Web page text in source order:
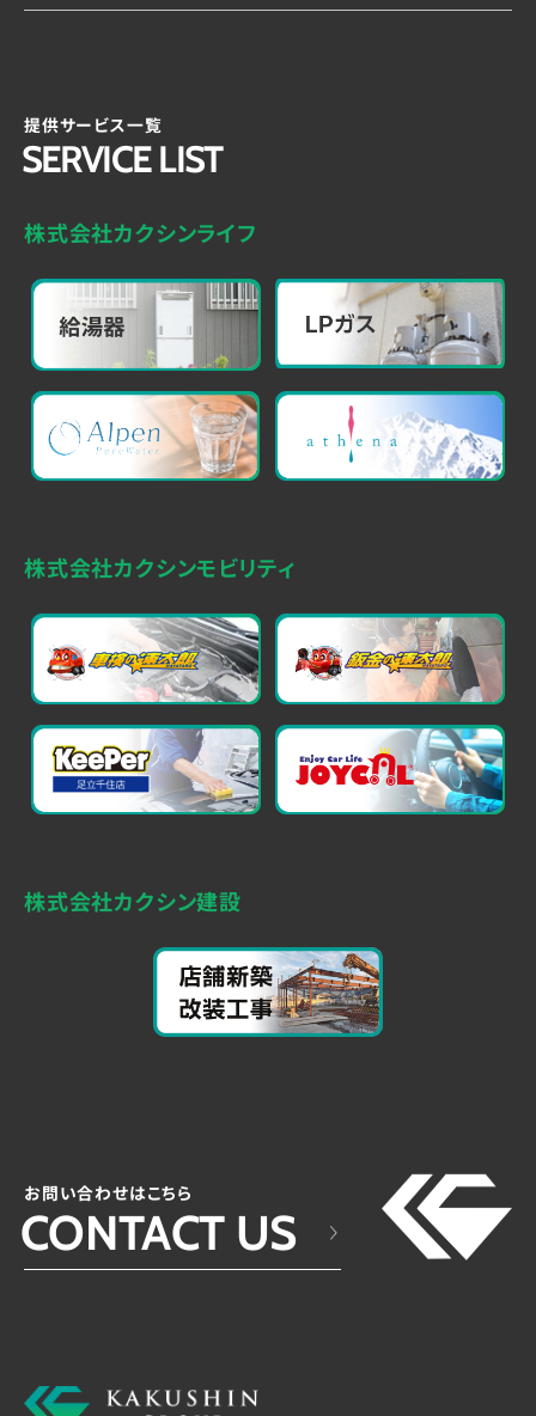
提供サービス一覧
SERVICE LIST
株式会社カクシンライフ
株式会社カクシンモビリティ
株式会社カクシン建設
お問い合わせはこちら
CONTACT US